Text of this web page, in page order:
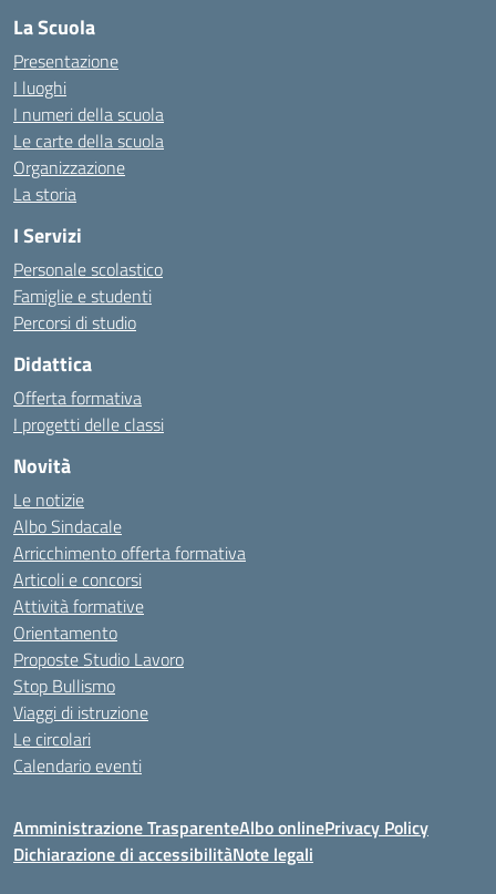
La Scuola
Presentazione
I luoghi
I numeri della scuola
Le carte della scuola
Organizzazione
La storia
I Servizi
Personale scolastico
Famiglie e studenti
Percorsi di studio
Didattica
Offerta formativa
I progetti delle classi
Novità
Le notizie
Albo Sindacale
Arricchimento offerta formativa
Articoli e concorsi
Attività formative
Orientamento
Proposte Studio Lavoro
Stop Bullismo
Viaggi di istruzione
Le circolari
Calendario eventi
Amministrazione TrasparenteAlbo onlinePrivacy Policy
Dichiarazione di accessibilitàNote legali